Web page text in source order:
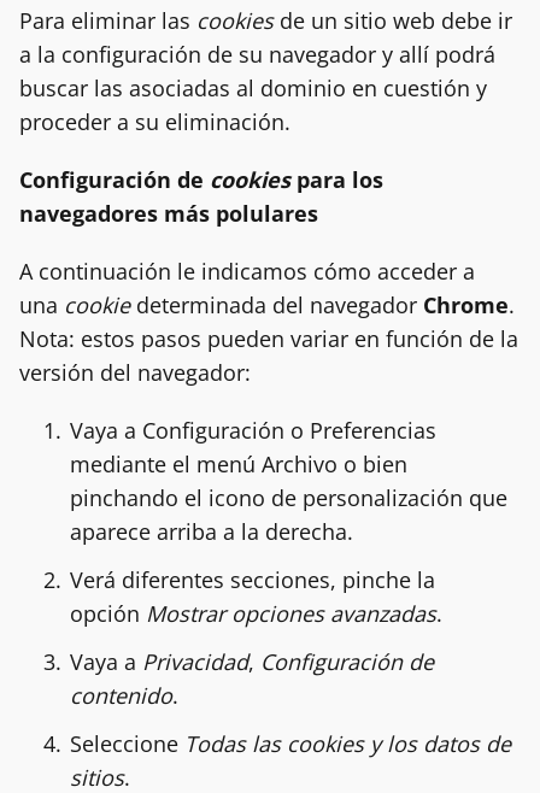
Para eliminar las cookiesde un sitio web debe ir
a la configuración de su navegador y allí podrá
buscar las asociadas al dominio en cuestión y
proceder a su eliminación.
Configuración de cookiespara los
navegadores más polulares
A continuación le indicamos cómo acceder a
una cookiedeterminada del navegador Chrome.
Nota: estos pasos pueden variar en función de la
versión del navegador:
Vaya a Configuración o Preferencias
mediante el menú Archivo o bien
pinchando el icono de personalización que
aparece arriba a la derecha.
Verá diferentes secciones, pinche la
opción Mostrar opciones avanzadas.
Vaya a Privacidad, Configuración de
contenido.
Seleccione Todas las cookies y los datos de
sitios.